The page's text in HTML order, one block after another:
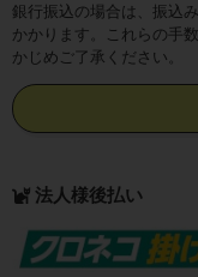
銀行振込の場合は、振込
かかります。これらの手
かじめご了承ください。
法人様後払い